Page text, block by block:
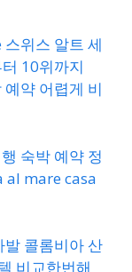
위스 알트 세
10위까지
약 어렵게 비
숙박 예약 정
al mare casa
콜롬비아 산
비교한번해